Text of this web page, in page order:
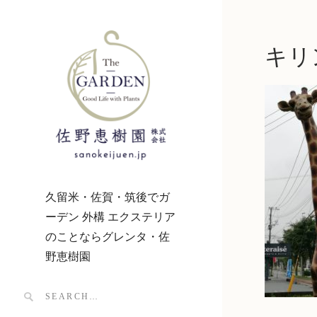
久留米・佐賀・筑後でガ
ーデン 外構 エクステリア
のことならグレンタ・佐
野恵樹園
キリ